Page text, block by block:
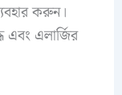
করুন।
এবং এলার্জির